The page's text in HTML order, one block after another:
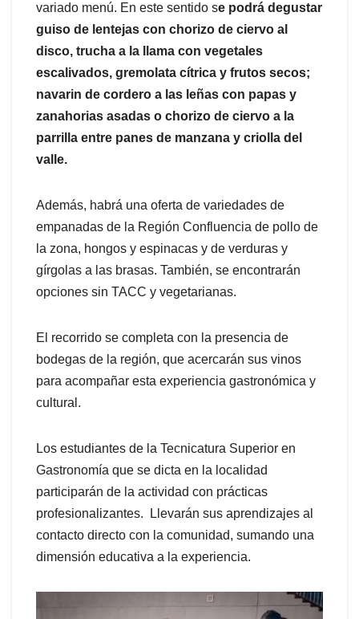
variado menú. En este sentido se podrá degustar
guiso de lentejas con chorizo de ciervo al
disco, trucha a la llama con vegetales
escalivados, gremolata cítrica y frutos secos;
navarin de cordero a las leñas con papas y
zanahorias asadas o chorizo de ciervo a la
parrilla entre panes de manzana y criolla del
valle.
Además, habrá una oferta de variedades de
empanadas de la Región Confluencia de pollo de
la zona, hongos y espinacas y de verduras y
gírgolas a las brasas. También, se encontrarán
opciones sin TACC y vegetarianas.
El recorrido se completa con la presencia de
bodegas de la región, que acercarán sus vinos
para acompañar esta experiencia gastronómica y
cultural.
Los estudiantes de la Tecnicatura Superior en
Gastronomía que se dicta en la localidad
participarán de la actividad con prácticas
profesionalizantes. Llevarán sus aprendizajes al
contacto directo con la comunidad, sumando una
dimensión educativa a la experiencia.